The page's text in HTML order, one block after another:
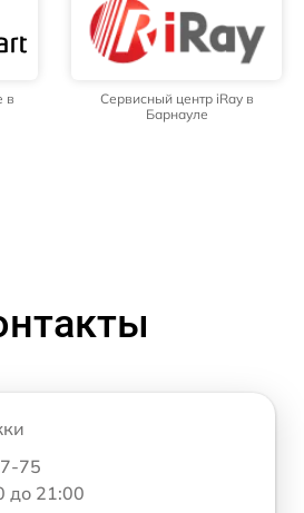
в
Сервисный центр iRay в
Барнауле
75
до 21:00